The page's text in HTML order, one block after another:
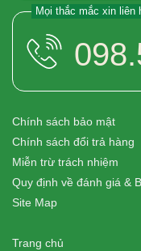
Mọi thắc mắc xin liên
Chính sách bảo mật
Chính sách đổi trả hàng
Miễn trừ trách nhiệm
Quy định về đánh giá &
Site Map
Trang chủ